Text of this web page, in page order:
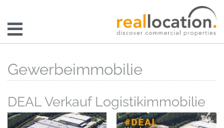
Gewerbeimmobilie
DEAL Verkauf Logistikimmobilie